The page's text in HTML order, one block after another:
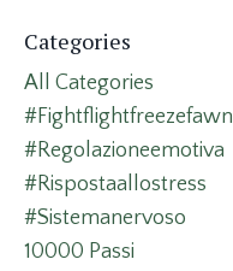
Categories
All Categories
#fightflightfreezefawn
#regolazioneemotiva
#rispostaallostress
#sistemanervoso
10000 Passi